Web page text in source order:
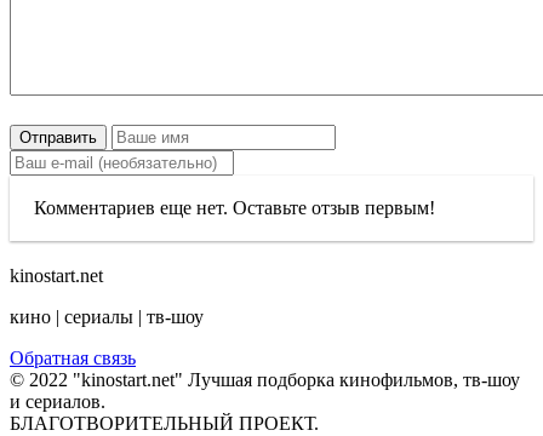
Отправить
Комментариев еще нет. Оставьте отзыв первым!
kinostart.net
кино | сериалы | тв-шоу
Обратная связь
© 2022 "kinostart.net" Лучшая подборка кинофильмов, тв-шоу
и сериалов.
БЛАГОТВОРИТЕЛЬНЫЙ ПРОЕКТ.